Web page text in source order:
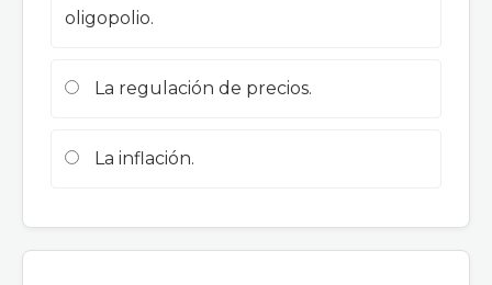
oligopolio.
La regulación de precios.
La inflación.